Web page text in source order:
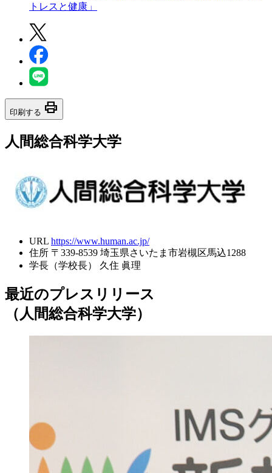
トレスと健康」
印刷する print
人間総合科学大学
URL https://www.human.ac.jp/
住所 〒339-8539 埼玉県さいたま市岩槻区馬込1288
学長（学校長）
久住 眞理
最近のプレスリリース
（人間総合科学大学）